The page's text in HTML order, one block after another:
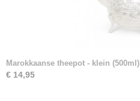
Marokkaanse theepot - klein (500ml)
€ 14,95